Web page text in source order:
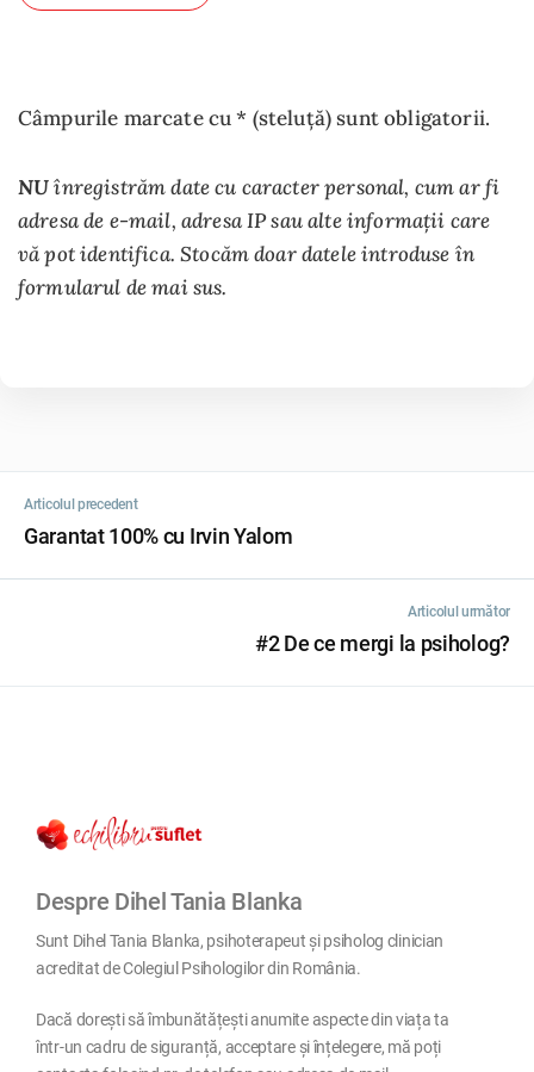
Câmpurile marcate cu * (steluță) sunt obligatorii.
NUînregistrăm date cu caracter personal, cum ar fi
adresa de e-mail, adresa IP sau alte informații care
vă pot identifica. Stocăm doar datele introduse în
formularul de mai sus.
Articolul precedent
Garantat 100% cu Irvin Yalom
Articolul următor
#2 De ce mergi la psiholog?
Despre Dihel Tania Blanka
Sunt Dihel Tania Blanka, psihoterapeut și psiholog clinician
acreditat de Colegiul Psihologilor din România.
Dacă dorești să îmbunătățești anumite aspecte din viața ta
într-un cadru de siguranță, acceptare și înțelegere, mă poți